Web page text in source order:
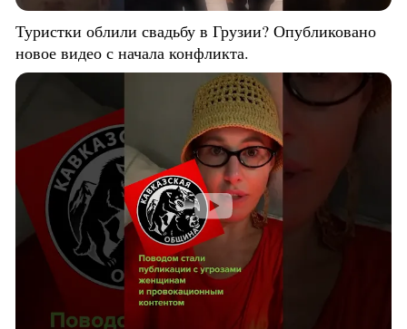
Туристки облили свадьбу в Грузии? Опубликовано
новое видео с начала конфликта.